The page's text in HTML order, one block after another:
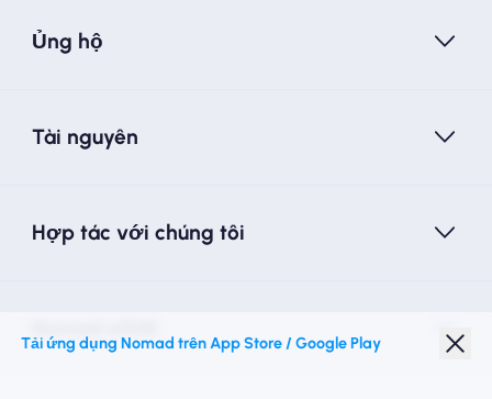
Ủng hộ
Tài nguyên
Hợp tác với chúng tôi
Tải ứng dụng Nomad trên App Store / Google Play